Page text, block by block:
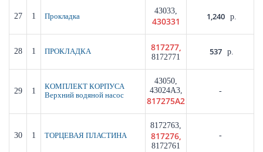
27 1 Прокладка
43033,
430331 1,240 р.
28 1 ПРОКЛАДКА 817277,
8172771
537 р.
29 1
КОМПЛЕКТ КОРПУСА
Верхний водяной насос
43050,
43024A3,
817275A2
-
30 1 ТОРЦЕВАЯ ПЛАСТИНА
8172763,
817276,
8172761
-